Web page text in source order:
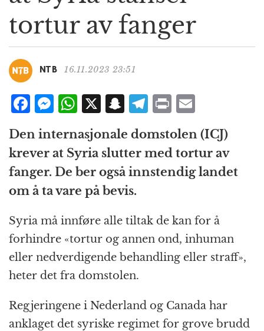
a
t
i
tortur av fanger
NTB 16.11.2023 23:51
F
a
c
e
b
o
o
k
M
ss
e
n
g
e
r
W
at
s
A
p
p
X S
n
a
p
c
h
at
T
e
g
r
m
P
ri
n
t
m
ai
l
Den internasjonale domstolen (ICJ)
krever at Syria slutter med tortur av
fanger. De ber også innstendig landet
om å ta vare på bevis.
Syria må innføre alle tiltak de kan for å
forhindre «tortur og annen ond, inhuman
eller nedverdigende behandling eller straff»,
heter det fra domstolen.
Regjeringene i Nederland og Canada har
anklaget det syriske regimet for grove brudd